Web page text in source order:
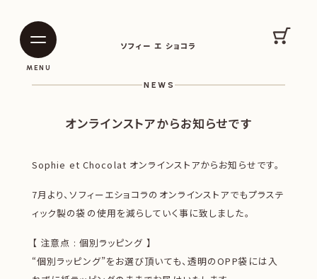
ソフィー エ ショコラ
MENU
カー
NEWS
オンラインストアからお知らせです
Sophie et Chocolat オンラインストアからお知らせです。
7月より、ソフィーエショコラのオンラインストアでもプラステ
ィック製の袋の使用を減らしていく事に致しました。
【 注意点 : 個別ラッピング 】
“個別ラッピング”をお選び頂いても、透明のOPP袋には入